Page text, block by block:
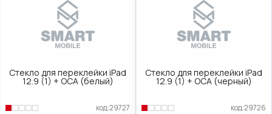
Стекло для переклейки iPad
12.9 (1) + OCA (белый)
код:29727
Стекло для переклейки iPad
12.9 (1) + OCA (черный)
код:29726